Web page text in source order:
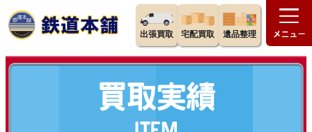
出張買取 宅配買取 遺品整理